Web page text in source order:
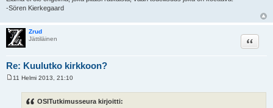
-Sören Kierkegaard
Zrud
Jättiläinen
Re: Kuulutko kirkkoon?
Lainaa
11 Helmi 2013, 21:10
OSITutkimusseura kirjoitti: